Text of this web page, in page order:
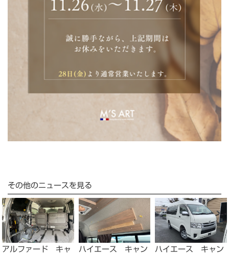
その他のニュースを見る
アルファード キャ
ハイエース キャン
ハイエース キャン